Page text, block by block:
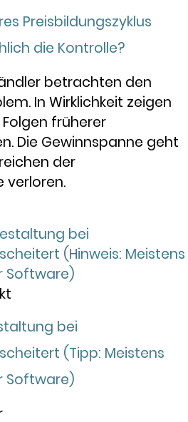
Preisbildungszyklus
die Kontrolle?
betrachten den
In Wirklichkeit zeigen
früherer
Die Gewinnspanne geht
der
verloren.
bei
(Tipp: Meistens
Software)